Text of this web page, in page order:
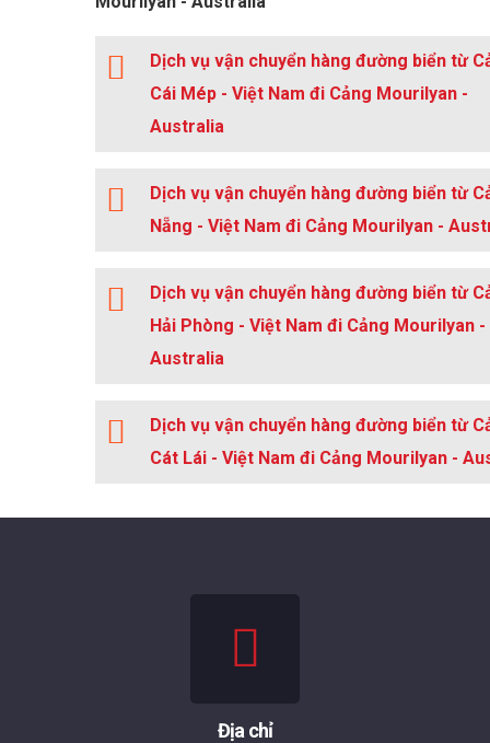
Dịch vụ vận chuyển hàng đường biển từ
Cái Mép - Việt Nam đi Cảng Mourilyan -
Australia
Dịch vụ vận chuyển hàng đường biển từ
Nẵng - Việt Nam đi Cảng Mourilyan -
Dịch vụ vận chuyển hàng đường biển từ
Hải Phòng - Việt Nam đi Cảng Mourilyan -
Australia
Dịch vụ vận chuyển hàng đường biển từ
Cát Lái - Việt Nam đi Cảng Mourilyan -
Địa chỉ